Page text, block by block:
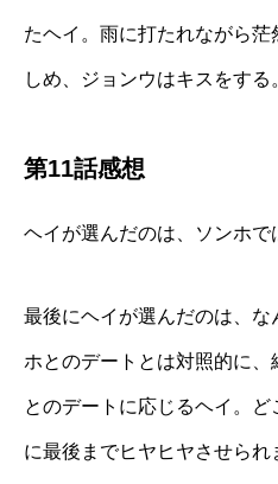
たヘイ。雨に打たれながら
しめ、ジョンウはキスをする
第11話感想
ヘイが選んだのは、ソンホで
最後にヘイが選んだのは、
ホとのデートとは対照的に
とのデートに応じるヘイ。
に最後までヒヤヒヤさせら